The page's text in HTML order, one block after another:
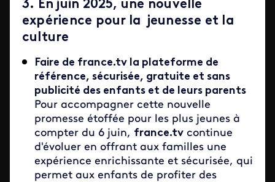
3. En juin 2025, une nouvelle
expérience pour la jeunesse et la
culture
Faire de france.tv la plateforme de
référence, sécurisée, gratuite et sans
publicité des enfants et de leurs parents
Pour accompagner cette nouvelle
promesse étoffée pour les plus jeunes à
compter du 6 juin, france.tv continue
d'évoluer en offrant aux familles une
expérience enrichissante et sécurisée, qui
permet aux enfants de profiter des